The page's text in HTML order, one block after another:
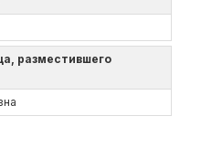
разместившего